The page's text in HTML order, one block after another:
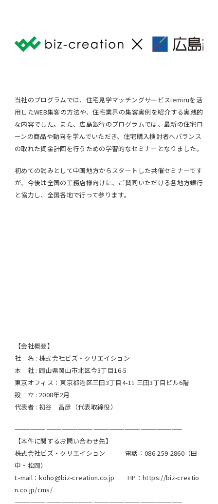
当社のプログラムでは、住宅見学マッチングサービスiemiruを活
用したWEB集客の方法や、住宅業界の集客実例を紹介する実践的
な内容でした。また、広島銀行のプログラムでは、最新の住宅ロ
ーンの商品や動向を学んでいただき、住宅購入検討者へバランス
の取れた資金計画を行うための学習的なセミナーとなりました。
初めての試みとして中国地方からスタートした共催セミナーです
が、今後は全国の工務店様向けに、ご賛同いただける各地方銀行
と協力し、全国各地で行って参ります。
【会社概要】
社 名 : 株式会社ビズ・クリエイション
本 社 : 岡山県岡山市北区今3丁目16-5
東京オフィス：東京都港区三田3丁目4-11 三田3丁目ビル6階
設 立 : 2008年2月
代表者 : 初谷 昌彦（代表取締役）
————————————————————————————————
【本件に関するお問い合わせ先】
株式会社ビズ・クリエイション 電話：086-259-2860（田
中・松岡）
E-mail：koho@biz-creation.co.jp HP：https://biz-creatio
n.co.jp/cms/
————————————————————————————————